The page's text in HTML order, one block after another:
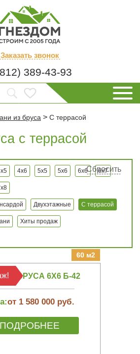
Заказать звонок
389-43-93
из бруса > С террасой
с террасой
Сбросить
4x6 5x5 5x6 6x6 6x7
Двухэтажные С террасой
Хиты продаж
60 м2
ИЗ БРУСА 6Х6 Б-42
от 1 580 000 руб.
ПОДРОБНЕЕ